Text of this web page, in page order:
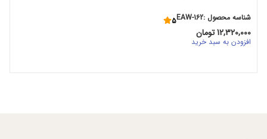
شناسه محصول :EAW-162 5
12,320,000تومان
افزودن به سبد خرید